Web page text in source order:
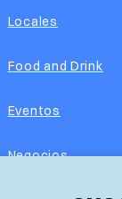
Locales
Food and Drink
Eventos
Negocios